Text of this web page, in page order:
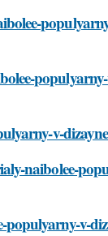
v-
naibolee-
v-